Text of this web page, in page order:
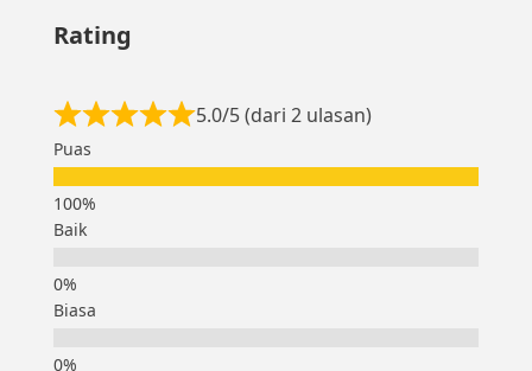
Rating
5.0/5 (dari 2 ulasan)
Puas
Baik
Biasa